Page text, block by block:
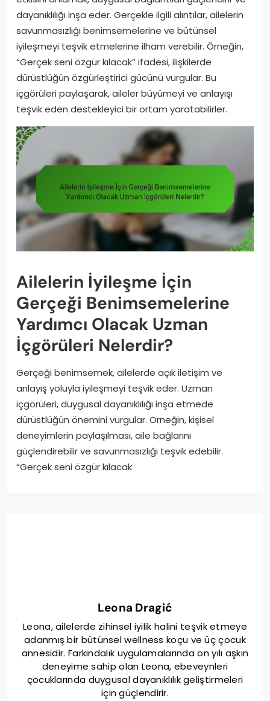
dayanıklılığı inşa eder. Gerçekle ilgili alıntılar, ailelerin
savunmasızlığı benimsemelerine ve bütünsel
iyileşmeyi teşvik etmelerine ilham verebilir. Örneğin,
“Gerçek seni özgür kılacak” ifadesi, ilişkilerde
dürüstlüğün özgürleştirici gücünü vurgular. Bu
içgörüleri paylaşarak, aileler büyümeyi ve anlayışı
teşvik eden destekleyici bir ortam yaratabilirler.
Ailelerin İyileşme İçin
Gerçeği Benimsemelerine
Yardımcı Olacak Uzman
İçgörüleri Nelerdir?
Gerçeği benimsemek, ailelerde açık iletişim ve
anlayış yoluyla iyileşmeyi teşvik eder. Uzman
içgörüleri, duygusal dayanıklılığı inşa etmede
dürüstlüğün önemini vurgular. Örneğin, kişisel
deneyimlerin paylaşılması, aile bağlarını
güçlendirebilir ve savunmasızlığı teşvik edebilir.
“Gerçek seni özgür kılacak
Leona Dragić
Leona, ailelerde zihinsel iyilik halini teşvik etmeye
adanmış bir bütünsel wellness koçu ve üç çocuk
annesidir. Farkındalık uygulamalarında on yılı aşkın
deneyime sahip olan Leona, ebeveynleri
çocuklarında duygusal dayanıklılık geliştirmeleri
için güçlendirir.